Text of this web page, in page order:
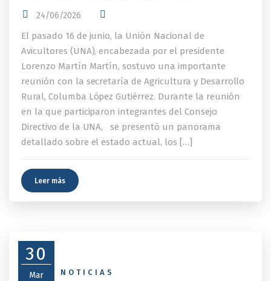
24/06/2026
El pasado 16 de junio, la Unión Nacional de
Avicultores (UNA), encabezada por el presidente
Lorenzo Martín Martín, sostuvo una importante
reunión con la secretaría de Agricultura y Desarrollo
Rural, Columba López Gutiérrez. Durante la reunión
en la que participaron integrantes del Consejo
Directivo de la UNA, se presentó un panorama
detallado sobre el estado actual, los […]
Leer más
30
Mar
NEWS NOTICIAS